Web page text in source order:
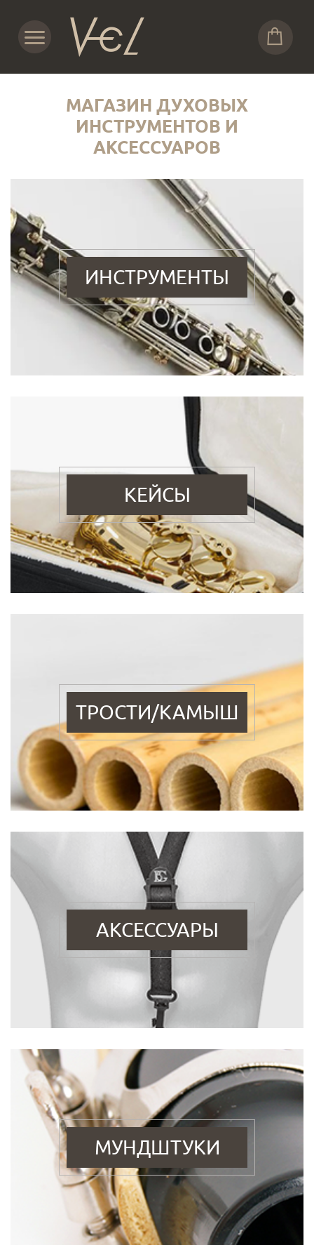
МАГАЗИН ДУХОВЫХ
ИНСТРУМЕНТОВ И
АКСЕССУАРОВ
ИНСТРУМЕНТЫ
КЕЙСЫ
ТРОСТИ/КАМЫШ
АКСЕССУАРЫ
МУНДШТУКИ